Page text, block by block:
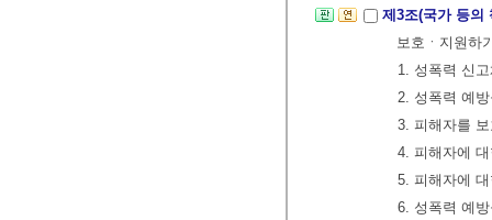
제3조(국가 등의
보호ㆍ지원하
1. 성폭력 신
2. 성폭력 예
3. 피해자를
4. 피해자에
5. 피해자에
6. 성폭력 예